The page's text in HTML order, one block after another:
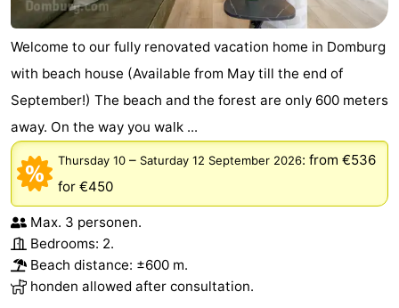
Welcome to our fully renovated vacation home in Domburg
with beach house (Available from May till the end of
September!) The beach and the forest are only 600 meters
away. On the way you walk ...
Thursday 10 – Saturday 12 September 2026: from €536
for €450
Max. 3 personen.
Bedrooms: 2.
Beach distance: ±600 m.
honden allowed after consultation.